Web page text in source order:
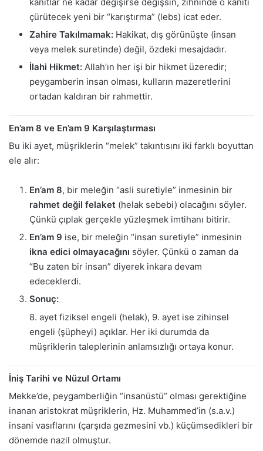
çürütecek yeni bir “karıştırma” (lebs) icat eder.
Zahire Takılmamak: Hakikat, dış görünüşte (insan
veya melek suretinde) değil, özdeki mesajdadır.
İlahi Hikmet: Allah’ın her işi bir hikmet üzeredir;
peygamberin insan olması, kulların mazeretlerini
ortadan kaldıran bir rahmettir.
En’am 8 ve En’am 9 Karşılaştırması
Bu iki ayet, müşriklerin “melek” takıntısını iki farklı boyuttan
ele alır:
En’am 8, bir meleğin “asli suretiyle” inmesinin bir
rahmet değil felaket (helak sebebi) olacağını söyler.
Çünkü çıplak gerçekle yüzleşmek imtihanı bitirir.
En’am 9 ise, bir meleğin “insan suretiyle” inmesinin
ikna edici olmayacağını söyler. Çünkü o zaman da
“Bu zaten bir insan” diyerek inkara devam
edeceklerdi.
Sonuç:
8. ayet fiziksel engeli (helak), 9. ayet ise zihinsel
engeli (şüpheyi) açıklar. Her iki durumda da
müşriklerin taleplerinin anlamsızlığı ortaya konur.
İniş Tarihi ve Nüzul Ortamı
Mekke’de, peygamberliğin “insanüstü” olması gerektiğine
inanan aristokrat müşriklerin, Hz. Muhammed’in (s.a.v.)
insani vasıflarını (çarşıda gezmesini vb.) küçümsedikleri bir
dönemde nazil olmuştur.